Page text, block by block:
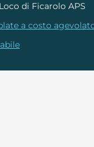
di Ficarolo APS
a costo